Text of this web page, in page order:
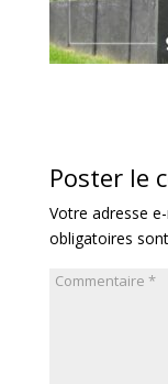
Poster le
Votre adresse
obligatoires